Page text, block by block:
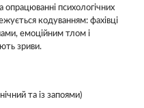
опрацюванні психологічних
кодуванням: фахівці
емоційним тлом і
зриви.
та із запоями)